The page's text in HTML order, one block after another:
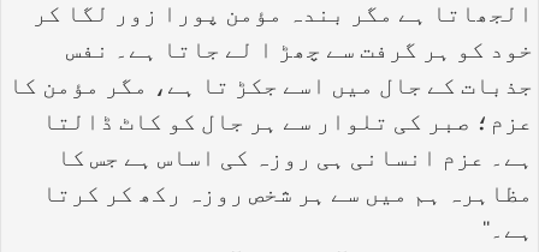
الجھاتا ہے مگر بندہ مؤمن پورا زور لگا کر
خود کو ہر گرفت سے چھڑ ا لے جاتا ہے۔ نفس
جذبات کے جال میں اسے جکڑ تا ہے، مگر مؤمن کا
عزم؛ صبر کی تلوار سے ہر جال کو کاٹ ڈالتا
ہے۔ عزم انسانی ہی روزہ کی اساس ہے جس کا
مظاہرہ ہم میں سے ہر شخص روزہ رکھ کر کرتا
ہے۔‘‘